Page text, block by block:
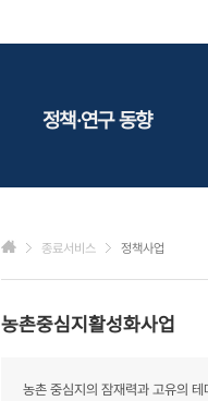
정책·연구 동향
연구동향
종료서비스 정책사업
농촌중심지활성화사업
농촌 중심지의 잠재력과 고유의